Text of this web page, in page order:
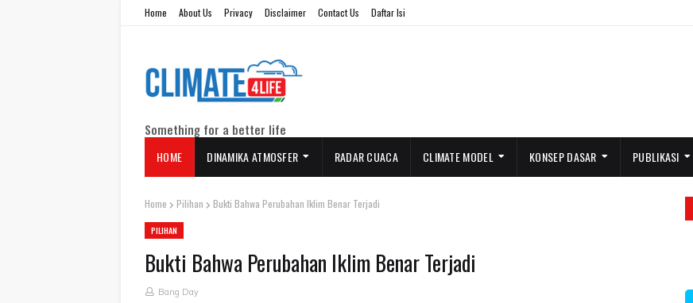
Home About Us Privacy Disclaimer Contact Us Daftar Isi
Something for a better life
HOME DINAMIKA ATMOSFER RADAR CUACA CLIMATE MODEL KONSEP DASAR PUBLIKASI
Home Pilihan Bukti Bahwa Perubahan Iklim Benar Terjadi
PILIHAN
Bukti Bahwa Perubahan Iklim Benar Terjadi
Bang Day